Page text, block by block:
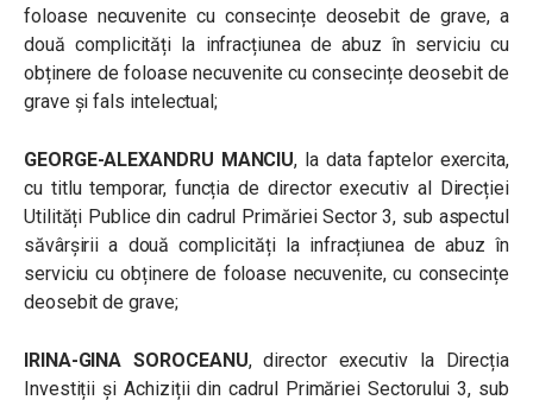
foloase necuvenite cu consecințe deosebit de grave, a
două complicități la infracțiunea de abuz în serviciu cu
obținere de foloase necuvenite cu consecințe deosebit de
grave și fals intelectual;
GEORGE-ALEXANDRU MANCIU, la data faptelor exercita,
cu titlu temporar, funcția de director executiv al Direcției
Utilități Publice din cadrul Primăriei Sector 3, sub aspectul
săvârșirii a două complicități la infracțiunea de abuz în
serviciu cu obținere de foloase necuvenite, cu consecințe
deosebit de grave;
IRINA-GINA SOROCEANU, director executiv la Direcția
Investiții și Achiziții din cadrul Primăriei Sectorului 3, sub